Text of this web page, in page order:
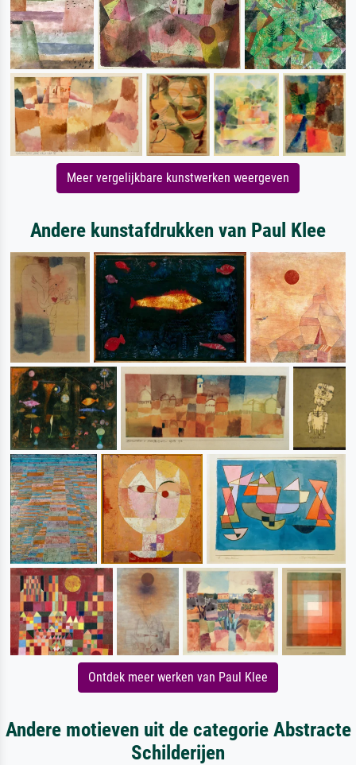
Meer vergelijkbare kunstwerken weergeven
Andere kunstafdrukken van Paul Klee
Ontdek meer werken van Paul Klee
Andere motieven uit de categorie Abstracte
Schilderijen